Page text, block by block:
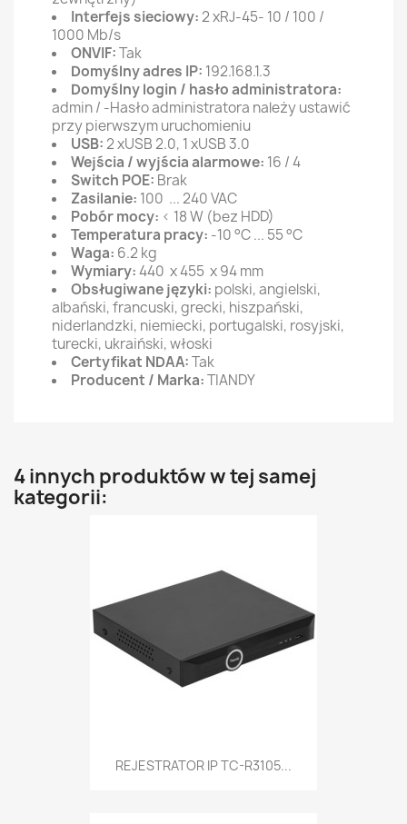
Interfejs sieciowy:2 xRJ-45- 10 / 100 /
1000 Mb/s
ONVIF:Tak
Domyślny adres IP: 192.168.1.3
Domyślny login / hasło administratora:
admin / -Hasło administratora należy ustawić
przy pierwszym uruchomieniu
USB:2 xUSB 2.0, 1 xUSB 3.0
Wejścia / wyjścia alarmowe: 16 / 4
Switch POE: Brak
Zasilanie: 100 ... 240 VAC
Pobór mocy: < 18 W (bez HDD)
Temperatura pracy: -10 °C ... 55 °C
Waga: 6.2 kg
Wymiary:440 x 455 x 94 mm
Obsługiwane języki: polski, angielski,
albański, francuski, grecki, hiszpański,
niderlandzki, niemiecki, portugalski, rosyjski,
turecki, ukraiński, włoski
Certyfikat NDAA:Tak
Producent / Marka:TIANDY
4 innych produktów w tej samej
kategorii:
REJESTRATOR IP TC-R3105...